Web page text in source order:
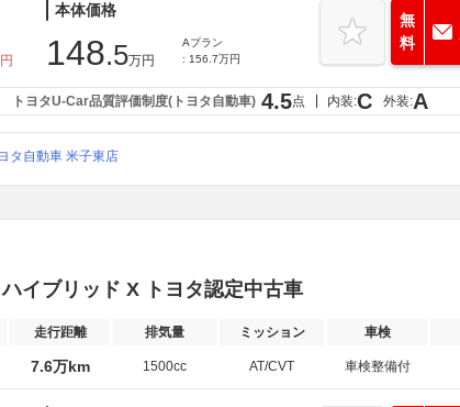
本体価格
148.5万円
Aプラン
: 156.7万円
無
料
トヨタU-Car品質評価制度(トヨタ自動車) 4.5点 内装:C 外装:A
タ自動車 米子東店
イブリッド X トヨタ認定中古車
走行距離 排気量 ミッション 車検
7.6万km 1500cc AT/CVT 車検整備付